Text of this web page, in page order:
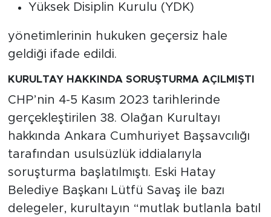
Yüksek Disiplin Kurulu (YDK)
yönetimlerinin hukuken geçersiz hale
geldiği ifade edildi.
KURULTAY HAKKINDA SORUŞTURMA AÇILMIŞTI
CHP’nin 4-5 Kasım 2023 tarihlerinde
gerçekleştirilen 38. Olağan Kurultayı
hakkında Ankara Cumhuriyet Başsavcılığı
tarafından usulsüzlük iddialarıyla
soruşturma başlatılmıştı. Eski Hatay
Belediye Başkanı Lütfü Savaş ile bazı
delegeler, kurultayın “mutlak butlanla batıl